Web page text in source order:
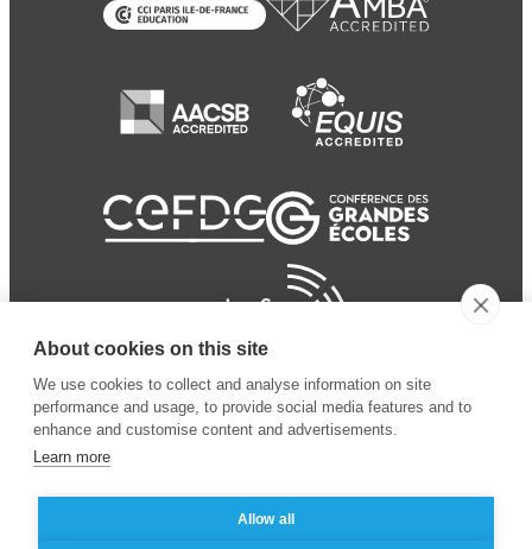
About cookies on this site
We use cookies to collect and analyse information on site
performance and usage, to provide social media features and to
enhance and customise content and advertisements.
Learn more
Allow all